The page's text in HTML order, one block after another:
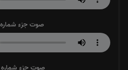
صوت جزء شماره
صوت جزء شماره 22